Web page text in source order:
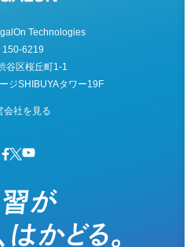
Technologies
150-6219
谷区桜丘町1-1
ジSHIBUYAタワー19F
会社を見る